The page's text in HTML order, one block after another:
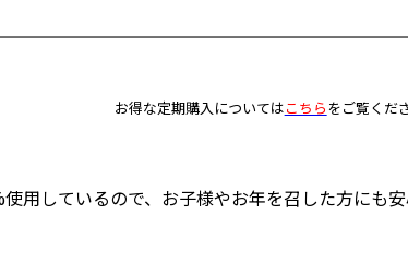
お得な定期購入についてはこちらをご覧くだ
用しているので、お子様やお年を召した方にも